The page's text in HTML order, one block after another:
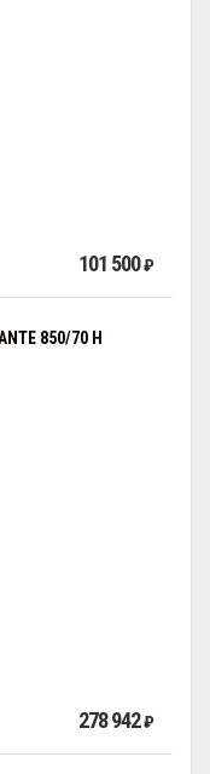
101 500₽
850/70 H
278 942₽